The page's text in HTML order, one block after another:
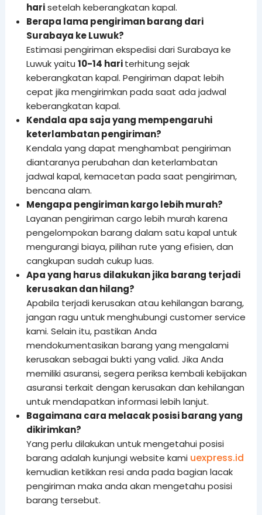
harisetelah keberangkatan kapal.
Berapa lama pengiriman barang dari
Surabaya ke Luwuk?
Estimasi pengiriman ekspedisi dari Surabaya ke
Luwuk yaitu 10-14 hariterhitung sejak
keberangkatan kapal. Pengiriman dapat lebih
cepat jika mengirimkan pada saat ada jadwal
keberangkatan kapal.
Kendala apa saja yang mempengaruhi
keterlambatan pengiriman?
Kendala yang dapat menghambat pengiriman
diantaranya perubahan dan keterlambatan
jadwal kapal, kemacetan pada saat pengiriman,
bencana alam.
Mengapa pengiriman kargo lebih murah?
Layanan pengiriman cargo lebih murah karena
pengelompokan barang dalam satu kapal untuk
mengurangi biaya, pilihan rute yang efisien, dan
cangkupan sudah cukup luas.
Apa yang harus dilakukan jika barang terjadi
kerusakan dan hilang?
Apabila terjadi kerusakan atau kehilangan barang,
jangan ragu untuk menghubungi customer service
kami. Selain itu, pastikan Anda
mendokumentasikan barang yang mengalami
kerusakan sebagai bukti yang valid. Jika Anda
memiliki asuransi, segera periksa kembali kebijakan
asuransi terkait dengan kerusakan dan kehilangan
untuk mendapatkan informasi lebih lanjut.
Bagaimana cara melacak posisi barang yang
dikirimkan?
Yang perlu dilakukan untuk mengetahui posisi
barang adalah kunjungi website kami uexpress.id
kemudian ketikkan resi anda pada bagian lacak
pengiriman maka anda akan mengetahu posisi
barang tersebut.